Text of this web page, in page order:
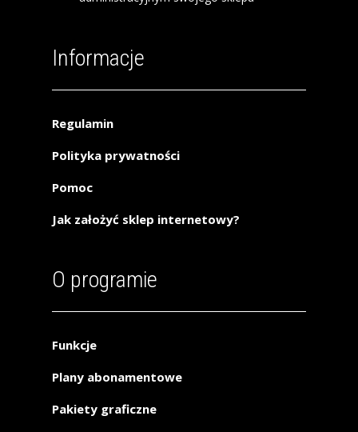
Informacje
Regulamin
Polityka prywatności
Pomoc
Jak założyć sklep internetowy?
O programie
Funkcje
Plany abonamentowe
Pakiety graficzne